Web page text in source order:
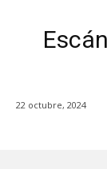
22 octubre, 2024